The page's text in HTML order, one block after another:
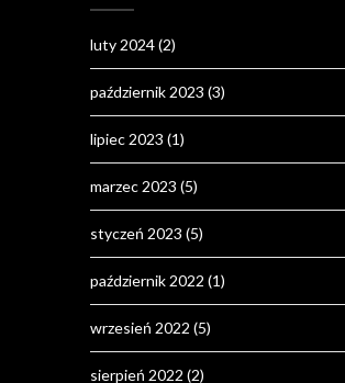
luty 2024(2)
październik 2023 (3)
lipiec 2023 (1)
marzec 2023 (5)
styczeń 2023 (5)
październik 2022 (1)
wrzesień 2022 (5)
sierpień 2022 (2)